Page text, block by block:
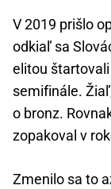
V 2019 prišlo
odkiaľ sa
elitou
semifinále.
o bronz.
zopakoval v
Zmenilo sa to